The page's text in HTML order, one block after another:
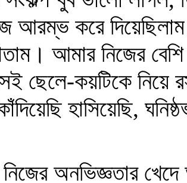
করে
আমার নিজের
ছেলে-কয়টিকে নিয়ে
হাসিয়েছি,
অনভিজ্ঞতার